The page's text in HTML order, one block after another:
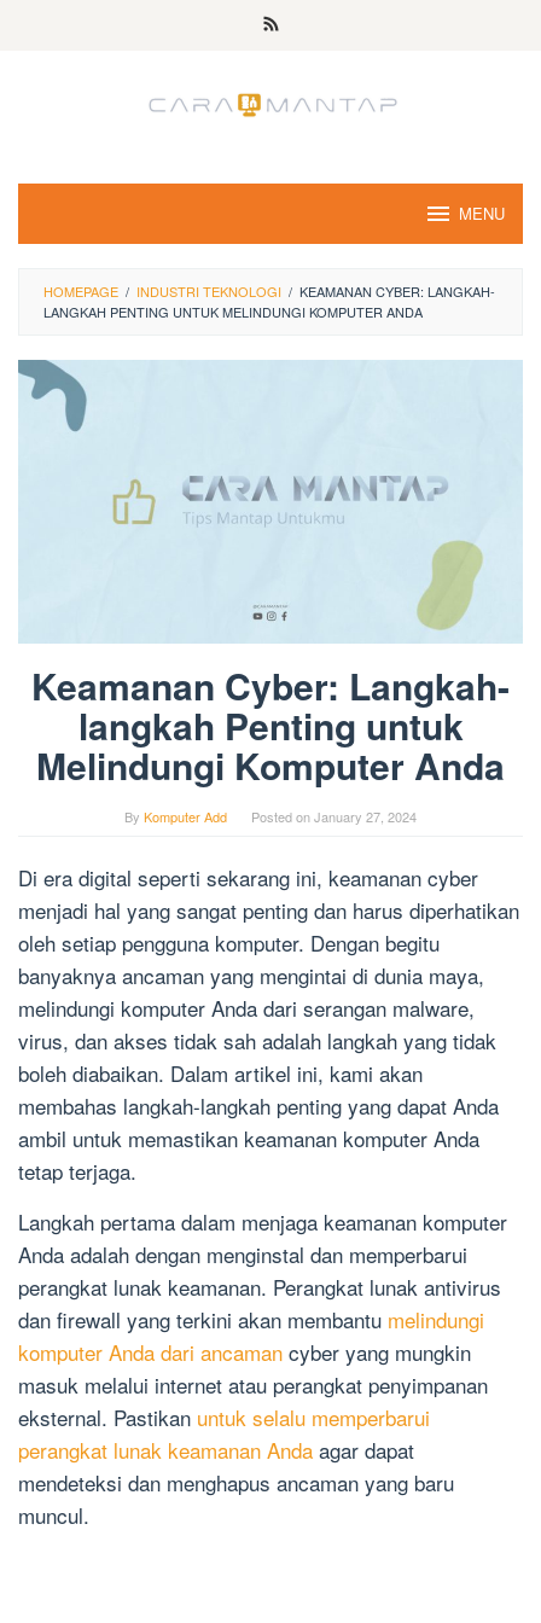
MENU
HOMEPAGE / INDUSTRI TEKNOLOGI / KEAMANAN CYBER: LANGKAH-
LANGKAH PENTING UNTUK MELINDUNGI KOMPUTER ANDA
Keamanan Cyber: Langkah-
langkah Penting untuk
Melindungi Komputer Anda
By Komputer Add Posted onJanuary 27, 2024
Di era digital seperti sekarang ini, keamanan cyber
menjadi hal yang sangat penting dan harus diperhatikan
oleh setiap pengguna komputer. Dengan begitu
banyaknya ancaman yang mengintai di dunia maya,
melindungi komputer Anda dari serangan malware,
virus, dan akses tidak sah adalah langkah yang tidak
boleh diabaikan. Dalam artikel ini, kami akan
membahas langkah-langkah penting yang dapat Anda
ambil untuk memastikan keamanan komputer Anda
tetap terjaga.
Langkah pertama dalam menjaga keamanan komputer
Anda adalah dengan menginstal dan memperbarui
perangkat lunak keamanan. Perangkat lunak antivirus
dan firewall yang terkini akan membantu melindungi
komputer Anda dari ancaman cyber yang mungkin
masuk melalui internet atau perangkat penyimpanan
eksternal. Pastikan untuk selalu memperbarui
perangkat lunak keamanan Anda agar dapat
mendeteksi dan menghapus ancaman yang baru
muncul.